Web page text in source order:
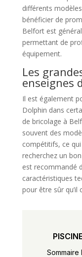
différents
bénéficier de
Belfort est
permettant de
équipement.
Les
enseignes
Il est également
Dolphin dans
de bricolage à
souvent des
compétitifs, ce
recherchez un
est recommandé
caractéristiques
pour être sûr qu’il
Sommaire